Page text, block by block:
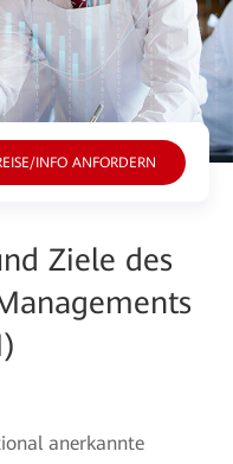
INFO ANFORDERN
Ziele des
anerkannte